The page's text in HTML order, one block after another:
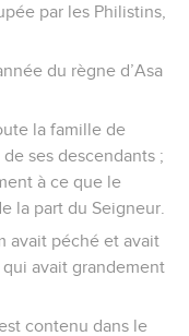
par les Philistins,
du règne d’Asa
la famille de
ses descendants ;
à ce que le
la part du Seigneur.
avait péché et avait
qui avait grandement
contenu dans le